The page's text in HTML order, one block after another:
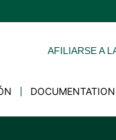
AFILIARSE A
DOCUMENTATION